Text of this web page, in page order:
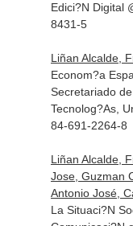
Edici?N Digital
8431-5
Liñan Alcalde,
Econom?a
Secretariado
Tecnolog?As,
84-691-2264-8
Liñan Alcalde,
Jose, Guzman
Antonio José,
La Situaci?N